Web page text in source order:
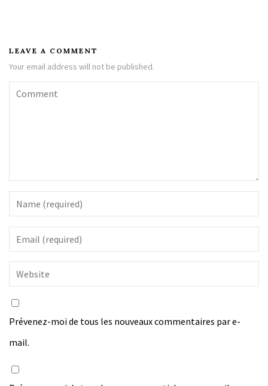
LEAVE A COMMENT
Your email address will not be published.
Prévenez-moi de tous les nouveaux commentaires par e-
mail.